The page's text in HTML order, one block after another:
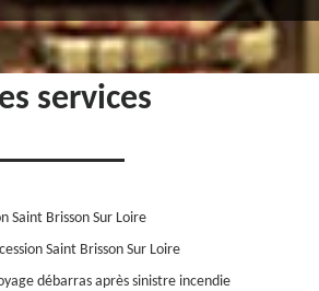
services
Saint Brisson Sur Loire
Saint Brisson Sur Loire
débarras après sinistre incendie